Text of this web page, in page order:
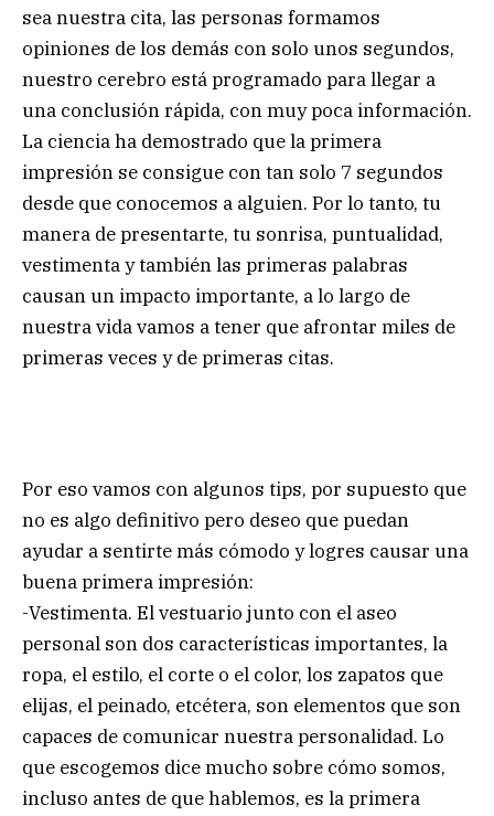
sea nuestra cita, las personas formamos
opiniones de los demás con solo unos segundos,
nuestro cerebro está programado para llegar a
una conclusión rápida, con muy poca información.
La ciencia ha demostrado que la primera
impresión se consigue con tan solo 7 segundos
desde que conocemos a alguien. Por lo tanto, tu
manera de presentarte, tu sonrisa, puntualidad,
vestimenta y también las primeras palabras
causan un impacto importante, a lo largo de
nuestra vida vamos a tener que afrontar miles de
primeras veces y de primeras citas.
Por eso vamos con algunos tips, por supuesto que
no es algo definitivo pero deseo que puedan
ayudar a sentirte más cómodo y logres causar una
buena primera impresión:
-Vestimenta. El vestuario junto con el aseo
personal son dos características importantes, la
ropa, el estilo, el corte o el color, los zapatos que
elijas, el peinado, etcétera, son elementos que son
capaces de comunicar nuestra personalidad. Lo
que escogemos dice mucho sobre cómo somos,
incluso antes de que hablemos, es la primera